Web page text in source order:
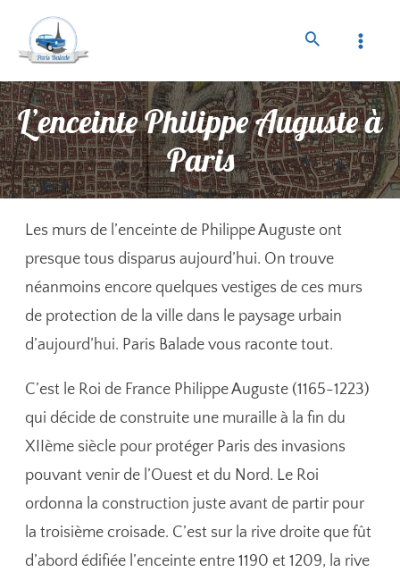
L’enceinte Philippe Auguste à
Paris
Les murs de l’enceinte de Philippe Auguste ont
presque tous disparus aujourd’hui. On trouve
néanmoins encore quelques vestiges de ces murs
de protection de la ville dans le paysage urbain
d’aujourd’hui. Paris Balade vous raconte tout.
C’est le Roi de France Philippe Auguste (1165-1223)
qui décide de construite une muraille à la fin du
XIIème siècle pour protéger Paris des invasions
pouvant venir de l’Ouest et du Nord. Le Roi
ordonna la construction juste avant de partir pour
la troisième croisade. C’est sur la rive droite que fût
d’abord édifiée l’enceinte entre 1190 et 1209, la rive